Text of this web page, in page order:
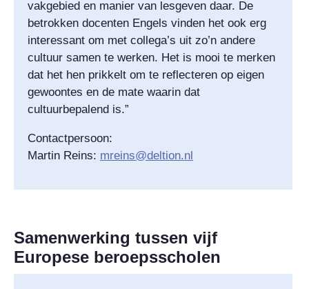
vakgebied en manier van lesgeven daar. De
betrokken docenten Engels vinden het ook erg
interessant om met collega’s uit zo’n andere
cultuur samen te werken. Het is mooi te merken
dat het hen prikkelt om te reflecteren op eigen
gewoontes en de mate waarin dat
cultuurbepalend is.”
Contactpersoon:
Martin Reins: mreins@deltion.nl
Samenwerking tussen vijf
Europese beroepsscholen